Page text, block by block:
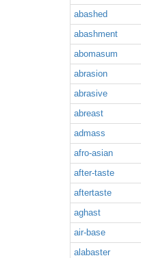
abashed
abashment
abomasum
abrasion
abrasive
abreast
admass
afro-asian
after-taste
aftertaste
aghast
air-base
alabaster